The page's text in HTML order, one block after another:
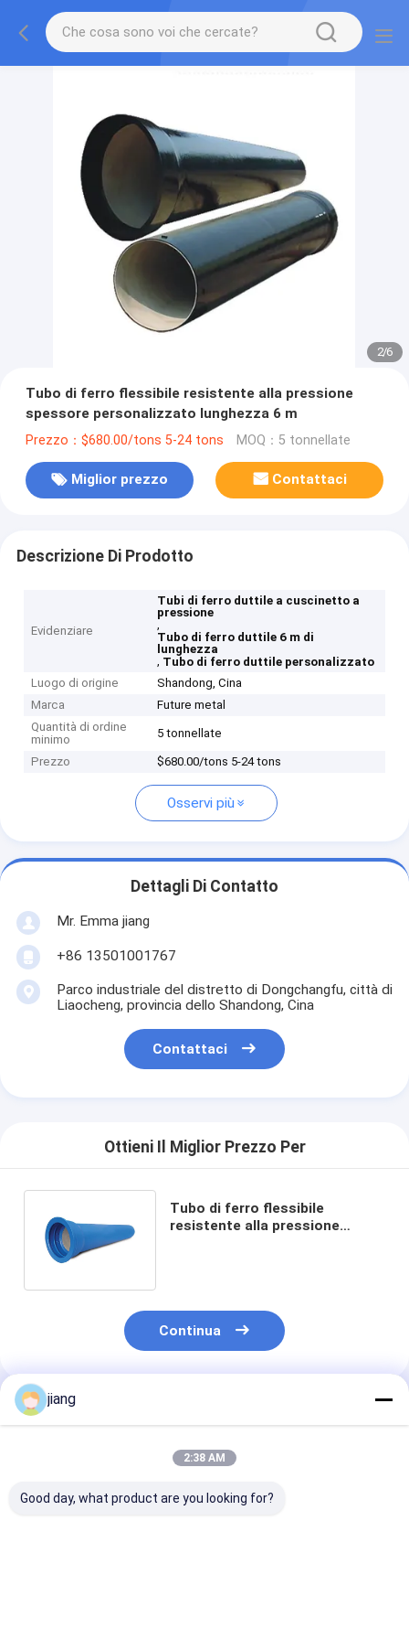
2/6
Tubo di ferro flessibile resistente alla pressione
spessore personalizzato lunghezza 6 m
Prezzo：$680.00/tons 5-24 tons MOQ：5 tonnellate
Miglior prezzo Contattaci
Descrizione Di Prodotto
Evidenziare
Tubi di ferro duttile a cuscinetto a
pressione
,
Tubo di ferro duttile 6 m di
lunghezza
, Tubo di ferro duttile personalizzato
Luogo di origine
Shandong, Cina
Marca
Future metal
Quantità di ordine
minimo
5 tonnellate
Prezzo $680.00/tons 5-24 tons
Osservi più
Dettagli Di Contatto
Mr. Emma jiang
+86 13501001767
Parco industriale del distretto di Dongchangfu, città di
Liaocheng, provincia dello Shandong, Cina
Contattaci
Ottieni Il Miglior Prezzo Per
Tubo di ferro flessibile
resistente alla pressione
Continua
Prodotti Raccomandati
jiang
2:38 AM
Good day, what product are you looking for?